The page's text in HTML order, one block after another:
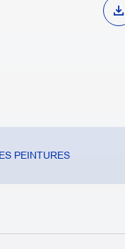
PEINTURES